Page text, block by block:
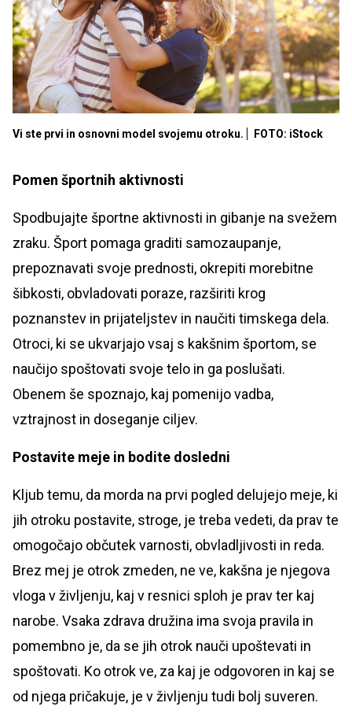
Vi ste prvi in osnovni model svojemu otroku. FOTO: iStock
Pomen športnih aktivnosti
Spodbujajte športne aktivnosti in gibanje na svežem
zraku. Šport pomaga graditi samozaupanje,
prepoznavati svoje prednosti, okrepiti morebitne
šibkosti, obvladovati poraze, razširiti krog
poznanstev in prijateljstev in naučiti timskega dela.
Otroci, ki se ukvarjajo vsaj s kakšnim športom, se
naučijo spoštovati svoje telo in ga poslušati.
Obenem še spoznajo, kaj pomenijo vadba,
vztrajnost in doseganje ciljev.
Postavite meje in bodite dosledni
Kljub temu, da morda na prvi pogled delujejo meje, ki
jih otroku postavite, stroge, je treba vedeti, da prav te
omogočajo občutek varnosti, obvladljivosti in reda.
Brez mej je otrok zmeden, ne ve, kakšna je njegova
vloga v življenju, kaj v resnici sploh je prav ter kaj
narobe. Vsaka zdrava družina ima svoja pravila in
pomembno je, da se jih otrok nauči upoštevati in
spoštovati. Ko otrok ve, za kaj je odgovoren in kaj se
od njega pričakuje, je v življenju tudi bolj suveren.